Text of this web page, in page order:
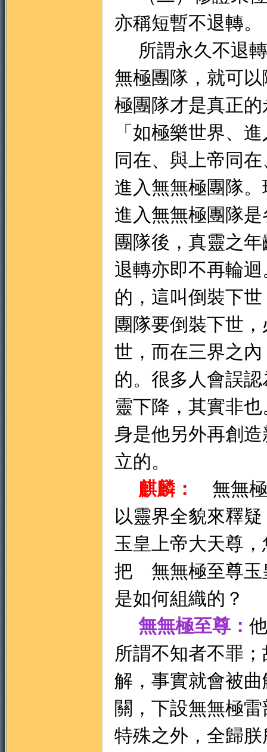
亦稱短暫不退轉。
所謂永久不退轉
無極團隊，就可
極團隊才是真正
「如極樂世界、
同在、與上帝同
進入無無極團隊
進入無無極團隊
團隊後，真靈之
退轉亦即不再輪
的，這叫倒裝下
團隊要倒裝下世
世，而在三界之
的。很多人會誤
靈下降，其實非
身是他另外再創
立的。
麒麟：
無無極
以靈界全貌來釋
玉皇上帝大天尊
把 無無極至尊玉
是如何組織的？
無無極至尊：
所謂不知者不罪
解，事實就會被
關，下設無無極
特殊之外，全歸